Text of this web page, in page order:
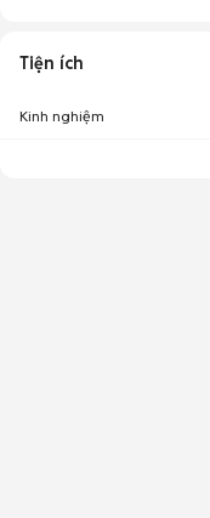
Tiện ích
Kinh nghiệm